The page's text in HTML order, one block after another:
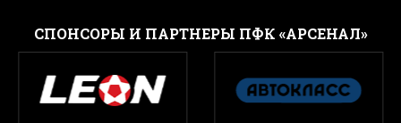
CПОНСОРЫ И ПАРТНЕРЫ ПФК «АРСЕНАЛ»